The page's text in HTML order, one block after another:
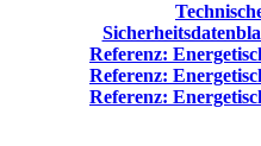
Referenz:
Referenz:
Referenz: